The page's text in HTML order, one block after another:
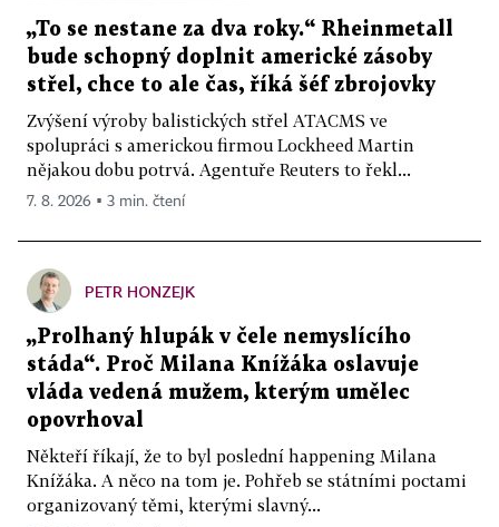
„To se nestane za dva roky.“ Rheinmetall
bude schopný doplnit americké zásoby
střel, chce to ale čas, říká šéf zbrojovky
Zvýšení výroby balistických střel ATACMS ve
spolupráci s americkou firmou Lockheed Martin
nějakou dobu potrvá. Agentuře Reuters to řekl...
7. 8. 2026 ▪ 3 min. čtení
PETR HONZEJK
„Prolhaný hlupák v čele nemyslícího
stáda“. Proč Milana Knížáka oslavuje
vláda vedená mužem, kterým umělec
opovrhoval
Někteří říkají, že to byl poslední happening Milana
Knížáka. A něco na tom je. Pohřeb se státními poctami
organizovaný těmi, kterými slavný...